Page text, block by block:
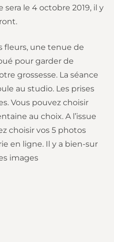
le 4 octobre 2019, il y
fleurs, une tenue de
pour garder de
grossesse. La séance
au studio. Les prises
Vous pouvez choisir
au choix. A l’issue
choisir vos 5 photos
en ligne. Il y a bien-sur
images